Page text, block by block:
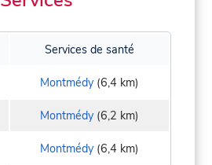
Services de santé
Montmédy (6,4 km)
Montmédy (6,2 km)
Montmédy (6,4 km)